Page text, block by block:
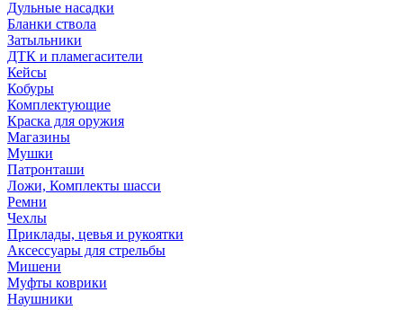
Дульные насадки
Бланки ствола
Затыльники
ДТК и пламегасители
Кейсы
Кобуры
Комплектующие
Краска для оружия
Магазины
Мушки
Патронташи
Ложи, Комплекты шасси
Ремни
Чехлы
Приклады, цевья и рукоятки
Аксессуары для стрельбы
Мишени
Муфты коврики
Наушники